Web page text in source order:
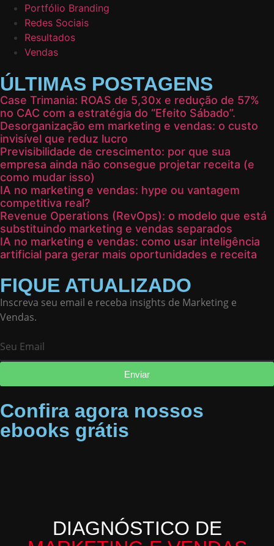
Portfólio Branding
Redes Sociais
Resultados
Vendas
ÚLTIMAS POSTAGENS
Case Trimania: ROAS de 5,30x e redução de 57%
no CAC com a estratégia do “Efeito Sábado”.
Desorganização em marketing e vendas: o custo
invisível que reduz lucro
Previsibilidade de crescimento: por que sua
empresa ainda não consegue projetar receita (e
como mudar isso)
IA no marketing e vendas: hype ou vantagem
competitiva real?
Revenue Operations (RevOps): o modelo que está
substituindo marketing e vendas separados
IA no marketing e vendas: como usar inteligência
artificial para gerar mais oportunidades e receita
FIQUE ATUALIZADO
Inscreva seu email e receba insights de Marketing e
Vendas.
Enviar
Confira agora nossos
ebooks grátis
DIAGNÓSTICO DE